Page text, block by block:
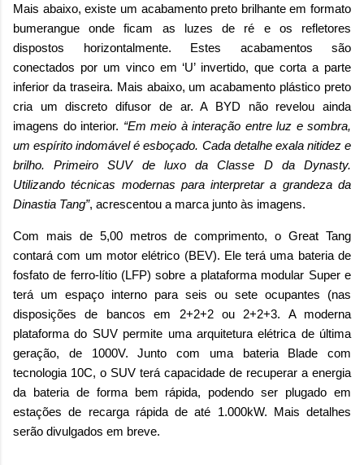
Mais abaixo, existe um acabamento preto brilhante em formato
bumerangue onde ficam as luzes de ré e os refletores
dispostos horizontalmente. Estes acabamentos são
conectados por um vinco em ‘U’ invertido, que corta a parte
inferior da traseira. Mais abaixo, um acabamento plástico preto
cria um discreto difusor de ar. A BYD não revelou ainda
imagens do interior. “Em meio à interação entre luz e sombra,
um espírito indomável é esboçado. Cada detalhe exala nitidez e
brilho. Primeiro SUV de luxo da Classe D da Dynasty.
Utilizando técnicas modernas para interpretar a grandeza da
Dinastia Tang”, acrescentou a marca junto às imagens.
Com mais de 5,00 metros de comprimento, o Great Tang
contará com um motor elétrico (BEV). Ele terá uma bateria de
fosfato de ferro-lítio (LFP) sobre a plataforma modular Super e
terá um espaço interno para seis ou sete ocupantes (nas
disposições de bancos em 2+2+2 ou 2+2+3. A moderna
plataforma do SUV permite uma arquitetura elétrica de última
geração, de 1000V. Junto com uma bateria Blade com
tecnologia 10C, o SUV terá capacidade de recuperar a energia
da bateria de forma bem rápida, podendo ser plugado em
estações de recarga rápida de até 1.000kW. Mais detalhes
serão divulgados em breve.